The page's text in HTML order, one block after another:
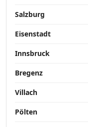
Salzburg
Eisenstadt
Innsbruck
Bregenz
Villach
Pölten